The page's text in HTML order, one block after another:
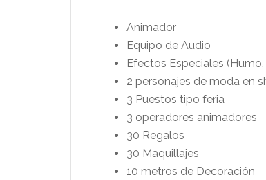
Animador
Equipo de Audio
Efectos Especiales
2 personajes de moda en
3 Puestos tipo feria
3 operadores animadores
30 Regalos
30 Maquillajes
10 metros de Decoración